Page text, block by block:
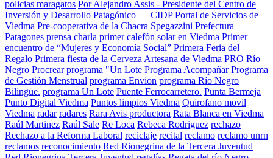
policias maragatos Por Alejandro Assis - Presidente del Centro de
Inversión y Desarrollo Patagónico — CIDP Portal de Servicios de
Viedma Pre-cooperativa de la Chacra Spegazzini Prefectura
Patagones prensa charla primer calefón solar en Viedma Primer
encuentro de “Mujeres y Economía Social” Primera Feria del
Regalo Primera fiesta de la Cerveza Artesana de Viedma PRO Río
Negro Procrear programa "Un Lote Programa Acompañar Programa
de Gestión Menstrual programa Envion programa Río Negro
Bilingüe. programa Un Lote Puente Ferrocarretero. Punta Bermeja
Punto Digital Viedma Puntos limpios Viedma Quirofano movil
Viedma radar radares Rara Avis productora Rata Blanca en Viedma
Raúl Martinez Raúl Sale Re Loca Rebeca Rodriguez rechazo
Rechazo a la Reforma Laboral reciclaje recital reclamo reclamo unrn
reclamos reconocimiento Red Rionegrina de la Tercera Juventud